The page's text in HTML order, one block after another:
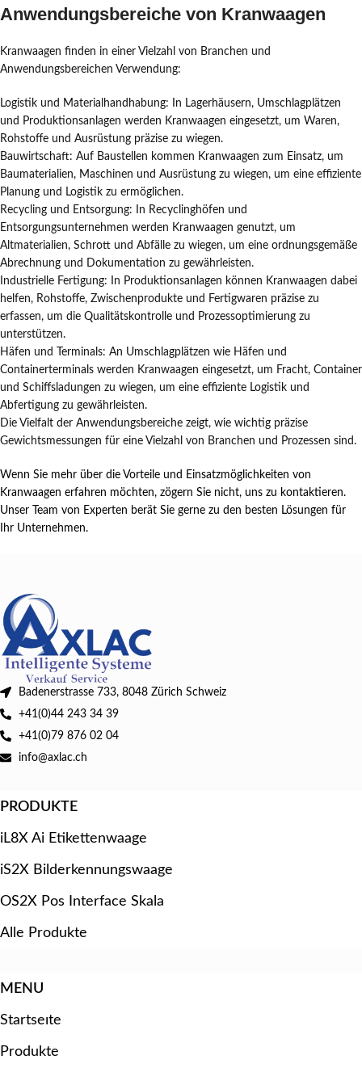
Anwendungsbereiche von Kranwaagen
Kranwaagen finden in einer Vielzahl von Branchen und
Anwendungsbereichen Verwendung:
Logistik und Materialhandhabung: In Lagerhäusern, Umschlagplätzen
und Produktionsanlagen werden Kranwaagen eingesetzt, um Waren,
Rohstoffe und Ausrüstung präzise zu wiegen.
Bauwirtschaft: Auf Baustellen kommen Kranwaagen zum Einsatz, um
Baumaterialien, Maschinen und Ausrüstung zu wiegen, um eine effiziente
Planung und Logistik zu ermöglichen.
Recycling und Entsorgung: In Recyclinghöfen und
Entsorgungsunternehmen werden Kranwaagen genutzt, um
Altmaterialien, Schrott und Abfälle zu wiegen, um eine ordnungsgemäße
Abrechnung und Dokumentation zu gewährleisten.
Industrielle Fertigung: In Produktionsanlagen können Kranwaagen dabei
helfen, Rohstoffe, Zwischenprodukte und Fertigwaren präzise zu
erfassen, um die Qualitätskontrolle und Prozessoptimierung zu
unterstützen.
Häfen und Terminals: An Umschlagplätzen wie Häfen und
Containerterminals werden Kranwaagen eingesetzt, um Fracht, Container
und Schiffsladungen zu wiegen, um eine effiziente Logistik und
Abfertigung zu gewährleisten.
Die Vielfalt der Anwendungsbereiche zeigt, wie wichtig präzise
Gewichtsmessungen für eine Vielzahl von Branchen und Prozessen sind.
Wenn Sie mehr über die Vorteile und Einsatzmöglichkeiten von
Kranwaagen erfahren möchten, zögern Sie nicht, uns zu kontaktieren.
Unser Team von Experten berät Sie gerne zu den besten Lösungen für
Ihr Unternehmen.
Badenerstrasse 733, 8048 Zürich Schweiz
+41(0)44 243 34 39
+41(0)79 876 02 04
info@axlac.ch
PRODUKTE
iL8X Ai Etikettenwaage
iS2X Bilderkennungswaage
OS2X Pos Interface Skala
Alle Produkte
MENU
Startseıte
Produkte